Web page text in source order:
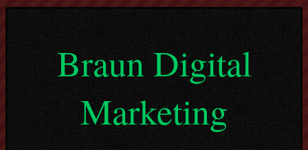
Braun Digital
Marketing